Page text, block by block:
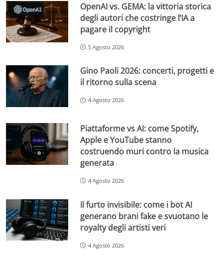
OpenAI vs. GEMA: la vittoria storica
degli autori che costringe l’IA a
pagare il copyright
5 Agosto 2026
Gino Paoli 2026: concerti, progetti e
il ritorno sulla scena
4 Agosto 2026
Piattaforme vs AI: come Spotify,
Apple e YouTube stanno
costruendo muri contro la musica
generata
4 Agosto 2026
Il furto invisibile: come i bot AI
generano brani fake e svuotano le
royalty degli artisti veri
4 Agosto 2026